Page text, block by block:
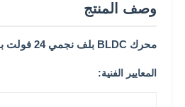
وصف المنتج
محرك BLDC بلف نجمي 24 فولت بقوة 3000 لفة في الدقيقة
المعايير الفنية: